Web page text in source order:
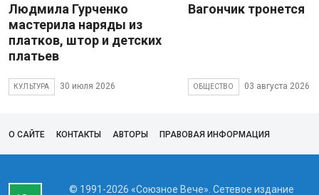
Людмила Гурченко
мастерила наряды из
платков, штор и детских
платьев
КУЛЬТУРА 30 июля 2026
Вагончик тронется
ОБЩЕСТВО 03 августа 2026
О САЙТЕ КОНТАКТЫ АВТОРЫ ПРАВОВАЯ ИНФОРМАЦИЯ
© 1991-2026 «Союзное Вече». Сетевое издание